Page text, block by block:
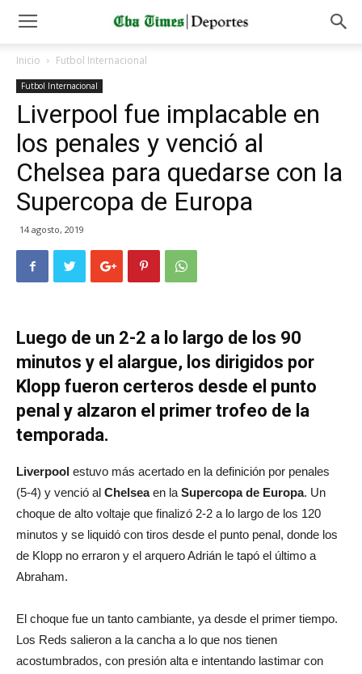
Inicio Futbol Internacional
Futbol Internacional
Liverpool fue implacable en
los penales y venció al
Chelsea para quedarse con la
Supercopa de Europa
14 agosto, 2019
Luego de un 2-2 a lo largo de los 90
minutos y el alargue, los dirigidos por
Klopp fueron certeros desde el punto
penal y alzaron el primer trofeo de la
temporada.
Liverpool estuvo más acertado en la definición por penales
(5-4) y venció al Chelseaen la Supercopa de Europa. Un
choque de alto voltaje que finalizó 2-2 a lo largo de los 120
minutos y se liquidó con tiros desde el punto penal, donde los
de Klopp no erraron y el arquero Adrián le tapó el último a
Abraham.
El choque fue un tanto cambiante, ya desde el primer tiempo.
Los Reds salieron a la cancha a lo que nos tienen
acostumbrados, con presión alta e intentando lastimar con